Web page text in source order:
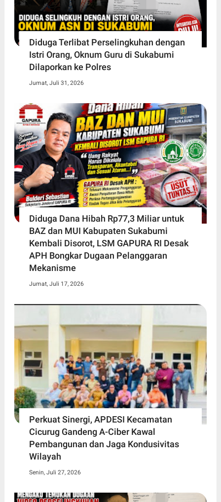
Diduga Terlibat Perselingkuhan dengan
Istri Orang, Oknum Guru di Sukabumi
Dilaporkan ke Polres
Jumat, Juli 31, 2026
Diduga Dana Hibah Rp77,3 Miliar untuk
BAZ dan MUI Kabupaten Sukabumi
Kembali Disorot, LSM GAPURA RI Desak
APH Bongkar Dugaan Pelanggaran
Mekanisme
Jumat, Juli 17, 2026
Perkuat Sinergi, APDESI Kecamatan
Cicurug Gandeng A-Ciber Kawal
Pembangunan dan Jaga Kondusivitas
Wilayah
Senin, Juli 27, 2026